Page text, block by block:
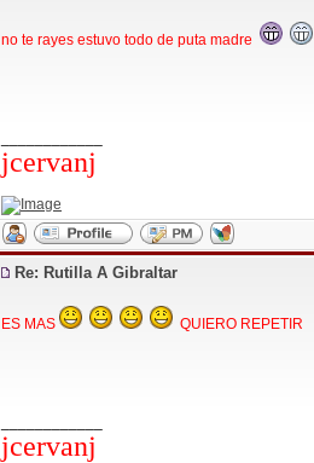
no te rayes estuvo todo de puta madre
jcervanj
Re: Rutilla A Gibraltar
ES MAS QUIERO REPETIR
jcervanj